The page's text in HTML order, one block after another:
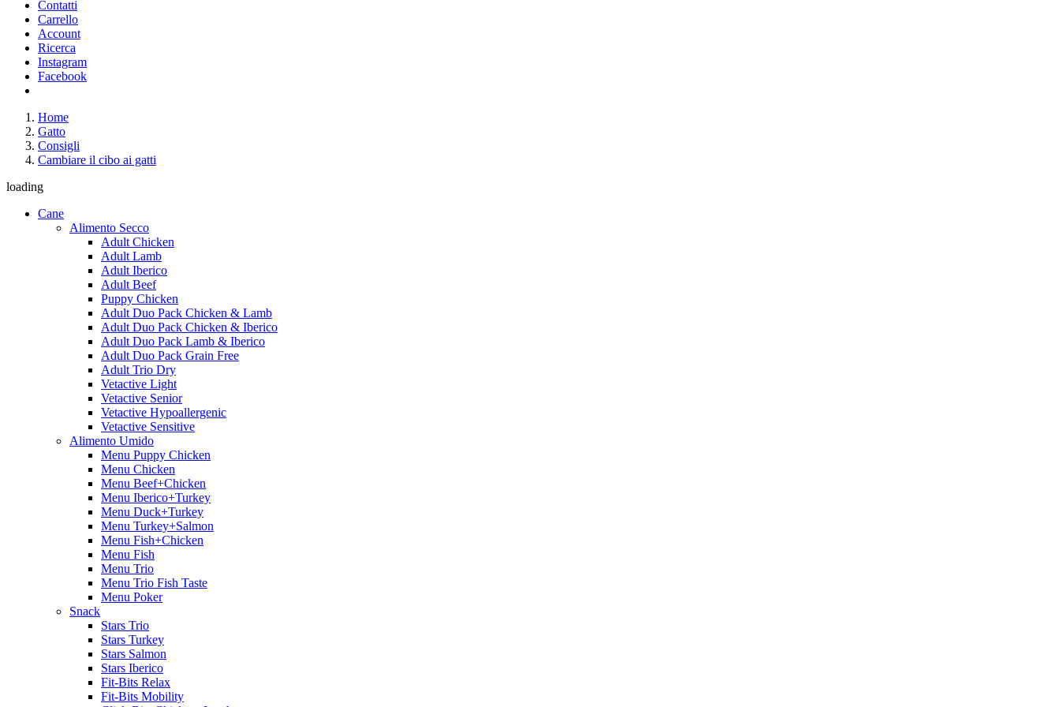
Contatti
Carrello
Account
Ricerca
Instagram
Facebook
Home
Gatto
Consigli
Cambiare il cibo ai gatti
loading
Cane
Alimento Secco
Adult Chicken
Adult Lamb
Adult Iberico
Adult Beef
Puppy Chicken
Adult Duo Pack Chicken & Lamb
Adult Duo Pack Chicken & Iberico
Adult Duo Pack Lamb & Iberico
Adult Duo Pack Grain Free
Adult Trio Dry
Vetactive Light
Vetactive Senior
Vetactive Hypoallergenic
Vetactive Sensitive
Alimento Umido
Menu Puppy Chicken
Menu Chicken
Menu Beef+Chicken
Menu Iberico+Turkey
Menu Duck+Turkey
Menu Turkey+Salmon
Menu Fish+Chicken
Menu Fish
Menu Trio
Menu Trio Fish Taste
Menu Poker
Snack
Stars Trio
Stars Turkey
Stars Salmon
Stars Iberico
Fit-Bits Relax
Fit-Bits Mobility